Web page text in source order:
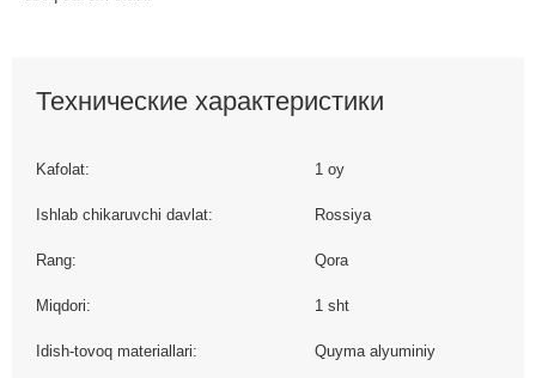
Технические характеристики
Kafolat: 1 oy
Ishlab chikaruvchi davlat: Rossiya
Rang: Qora
Miqdori: 1 sht
Idish-tovoq materiallari: Quyma alyuminiy